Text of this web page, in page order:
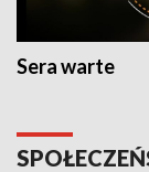
Sera warte